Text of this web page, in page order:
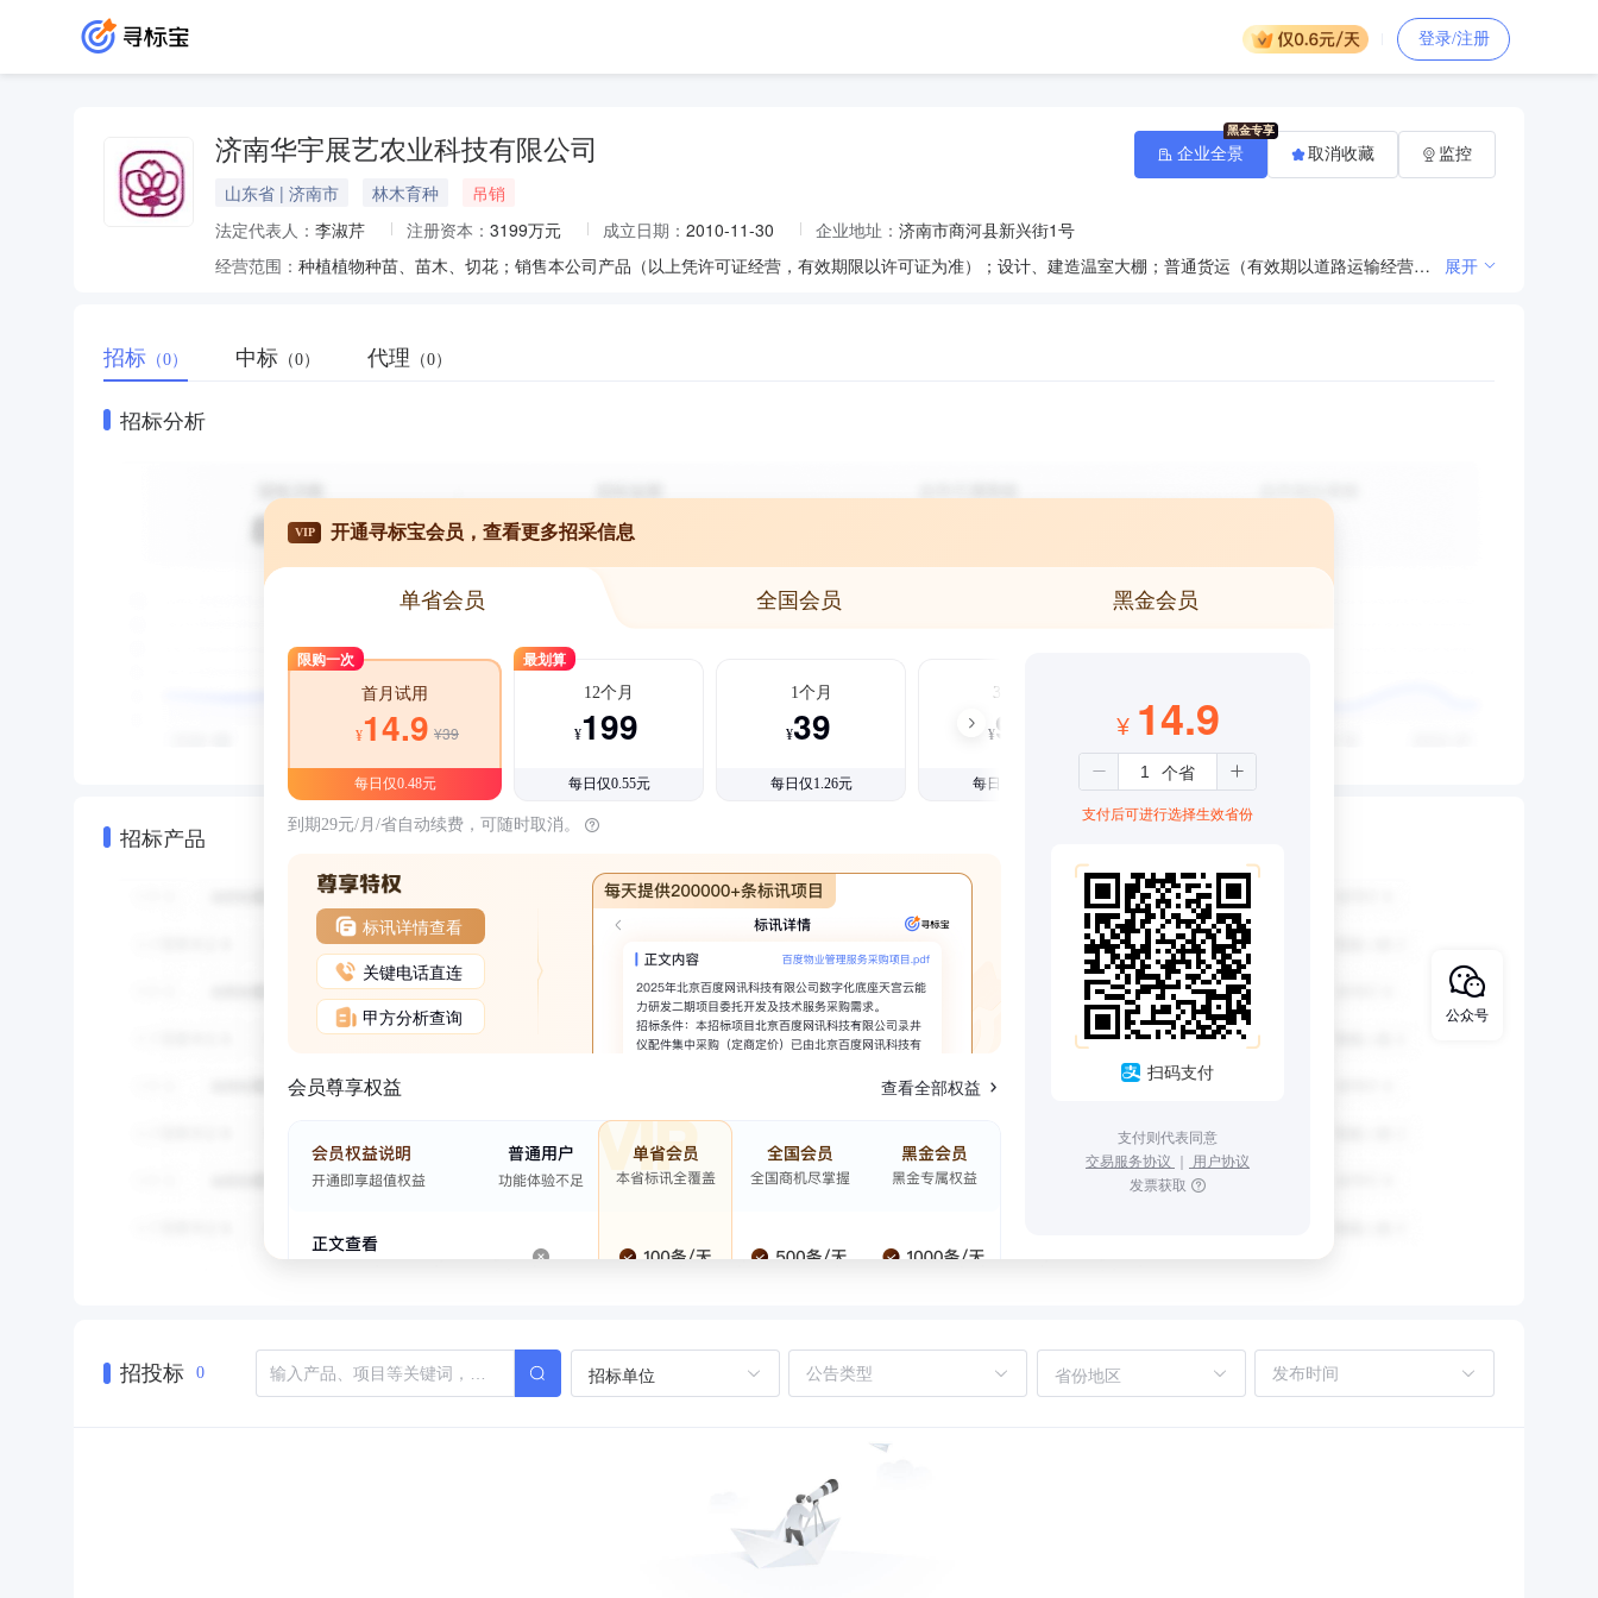
登录/注册
济南华宇展艺农业科技有限公司
山东省 | 济南市 林木育种
吊销
法定代表人： 李淑芹 注册资本： 3199万元 成立日期： 2010-11-30 企业地址： 济南市商河县新兴街1号
经营范围：
种植植物种苗、苗木、切花；销售本公司产品（以上凭许可证经营，有效期限以许可证为准）；设计、建造温室大棚；普通货运（有效期以道路运输经营许可证为准）；进出口业务（不含分销业务）；批发、零售：建材、非专控农副产品、化工产品（不含危险品）；食品加工（凭许可证经营）；房地产开发；房屋建筑工程、建筑装饰工程、环保工程、园林绿化工程、市政工程（凭资质证经营）；木材的加工销售。（依法须经批准的项目，经相关部门批准后方可开展经营活动）。 展开
企业全景 取消收藏 监控
招标 （0） 中标 （0） 代理 （0）
招标分析
招标产品
VIP 开通寻标宝会员，查看更多招采信息
单省会员 全国会员 黑金会员
限购一次
首月试用
¥14.9 ¥39
每日仅0.48元
最划算
12个月
¥199
每日仅0.55元
1个月
¥39
每日仅1.26元
3个月
¥99
每日仅1.08元
到期29元/月/省自动续费，可随时取消。
标讯详情查看
关键电话直连
甲方分析查询
会员尊享权益 查看全部权益
¥ 14.9
支付后可进行选择生效省份
扫码支付
支付则代表同意
交易服务协议 ｜ 用户协议
发票获取
招投标 0 招标单位 省份地区
公众号